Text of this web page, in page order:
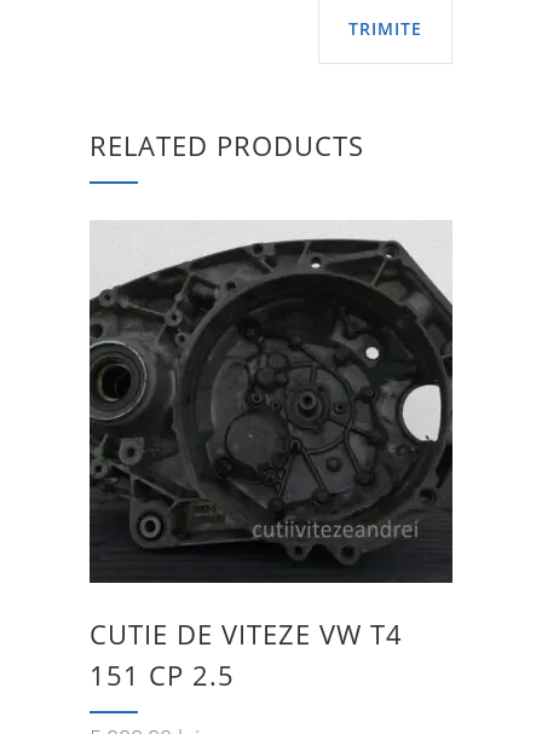
RELATED PRODUCTS
CUTIE DE VITEZE VW T4
151 CP 2.5